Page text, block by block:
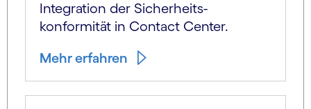
Integration der Sicherheits­
konformität in Contact Center.
Mehr erfahren